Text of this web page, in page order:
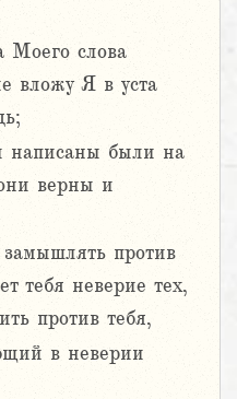
Моего слова
вложу Я в уста
написаны были на
верны и
против
тебя неверие тех,
против тебя,
в неверии